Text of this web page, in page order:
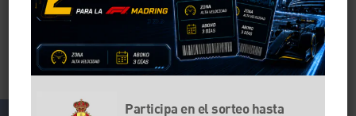
tanto que llevar que vas a necesitar un remolque.
¿Qué necesitas para conducir con remolque?, ¿hace
falta sacarse algún carnet especial? Estas dudas y
otras tantas te las resolvemos en el RACE.
Participa en el sorteo hasta